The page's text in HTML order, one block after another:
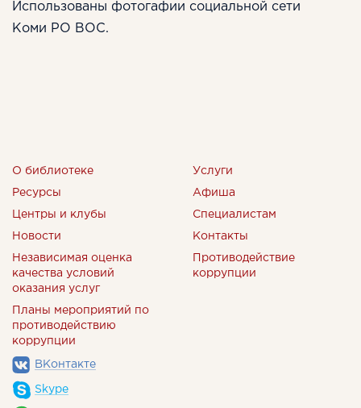
Использованы фотогафии социальной сети
Коми РО ВОС.
О библиотеке Услуги
Ресурсы Афиша
Центры и клубы Специалистам
Новости Контакты
Независимая оценка
качества условий
оказания услуг
Противодействие
коррупции
Планы мероприятий по
противодействию
коррупции
ВКонтакте
Skype